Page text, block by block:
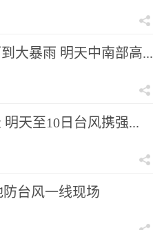
大暴雨 明天中南部高...
天至10日台风携强...
台风一线现场